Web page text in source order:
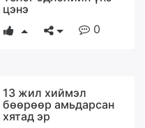
цэнэ
0
13 жил хиймэл
бөөрөөр амьдарсан
хятад эр